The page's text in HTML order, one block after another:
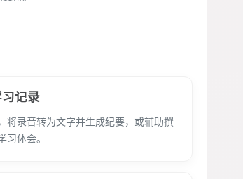
记录
将录音转为文字并生成纪要，或辅助撰
习体会。